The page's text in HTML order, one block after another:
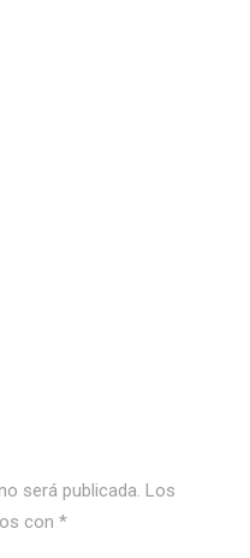
será publicada. Los
con *